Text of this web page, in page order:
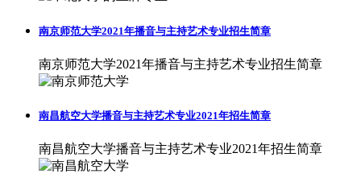
南京师范大学2021年播音与主持艺术专业招生简章
南京师范大学2021年播音与主持艺术专业招生简章
南昌航空大学播音与主持艺术专业2021年招生简章
南昌航空大学播音与主持艺术专业2021年招生简章